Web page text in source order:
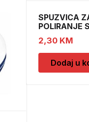
SPUZVICA
POLIRANJE
2,30 KM
Dodaj u